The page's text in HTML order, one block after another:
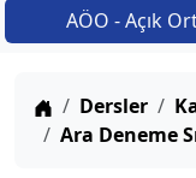
AÖO - Açık
Anasayfa
Dersler
Ara Deneme